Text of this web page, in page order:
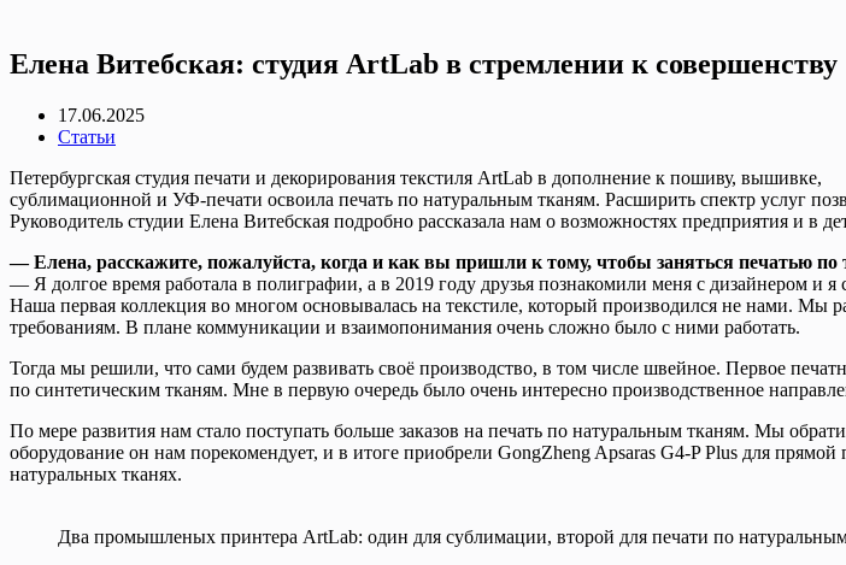
Елена Витебская: студия ArtLab в стремлении к совершенству
17.06.2025
Статьи
Петербургская студия печати и декорирования текстиля ArtLab в дополнение к пошиву, вышивке,
сублимационной и УФ-печати освоила печать по натуральным тканям. Расширить спектр услуг
Руководитель студии Елена Витебская подробно рассказала нам о возможностях предприятия и в
— Елена, расскажите, пожалуйста, когда и как вы пришли к тому, чтобы заняться печатью по
— Я долгое время работала в полиграфии, а в 2019 году друзья познакомили меня с дизайнером и
Наша первая коллекция во многом основывалась на текстиле, который производился не нами. Мы
требованиям. В плане коммуникации и взаимопонимания очень сложно было с ними работать.
Тогда мы решили, что сами будем развивать своё производство, в том числе швейное. Первое
по синтетическим тканям. Мне в первую очередь было очень интересно производственное
По мере развития нам стало поступать больше заказов на печать по натуральным тканям. Мы
оборудование он нам порекомендует, и в итоге приобрели GongZheng Apsaras G4-P Plus для
натуральных тканях.
Два промышленых принтера ArtLab: один для сублимации, второй для печати по